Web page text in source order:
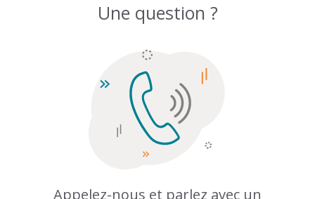
Une question ?
Appelez-nous et parlez avec un